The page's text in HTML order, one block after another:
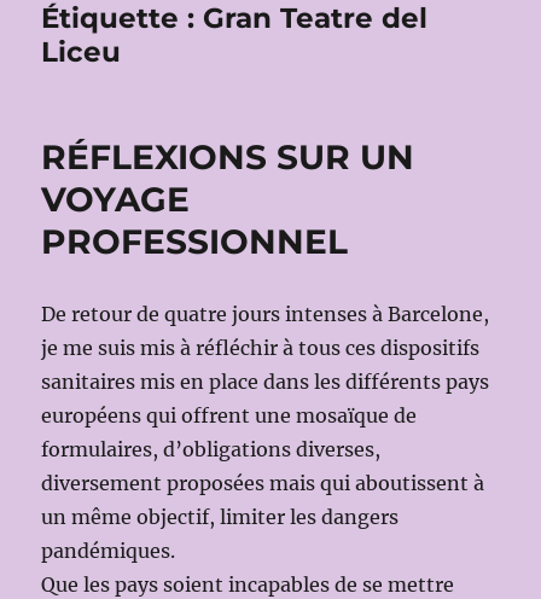
Étiquette : Gran Teatre del
Liceu
RÉFLEXIONS SUR UN
VOYAGE
PROFESSIONNEL
De retour de quatre jours intenses à Barcelone,
je me suis mis à réfléchir à tous ces dispositifs
sanitaires mis en place dans les différents pays
européens qui offrent une mosaïque de
formulaires, d’obligations diverses,
diversement proposées mais qui aboutissent à
un même objectif, limiter les dangers
pandémiques.
Que les pays soient incapables de se mettre